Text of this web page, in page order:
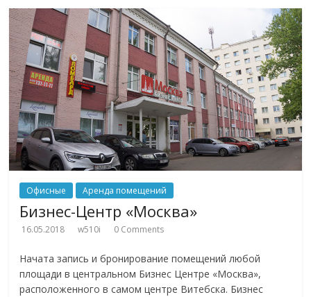
Офисные Аренда помещений
Бизнес-Центр «Москва»
16.05.2018 w510i 0 Comments
Начата запись и бронирование помещений любой
площади в центральном Бизнес Центре «Москва»,
расположенного в самом центре Витебска. Бизнес